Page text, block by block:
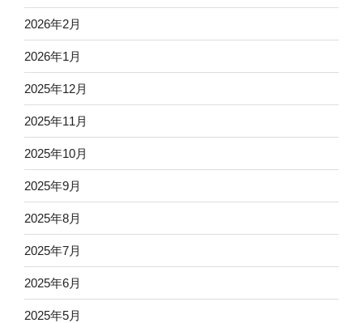
2026年2月
2026年1月
2025年12月
2025年11月
2025年10月
2025年9月
2025年8月
2025年7月
2025年6月
2025年5月